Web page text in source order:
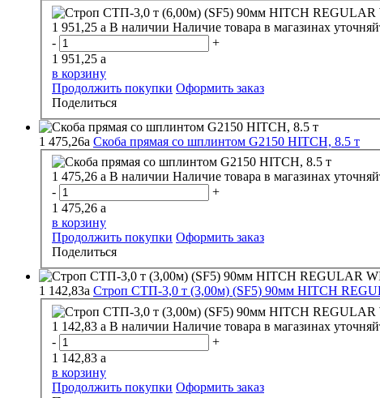
1 951,25 a В наличии Наличие товара в магазинах
-
+
1 951,25 a
в корзину
Продолжить покупки Оформить заказ
Поделиться
1 475,26a Скоба прямая со шплинтом G2150 HITCH, 8.5 т
1 475,26 a В наличии Наличие товара в магазинах
-
+
1 475,26 a
в корзину
Продолжить покупки Оформить заказ
Поделиться
1 142,83a Строп СТП-3,0 т (3,00м) (SF5) 90мм HITCH
1 142,83 a В наличии Наличие товара в магазинах
-
+
1 142,83 a
в корзину
Продолжить покупки Оформить заказ